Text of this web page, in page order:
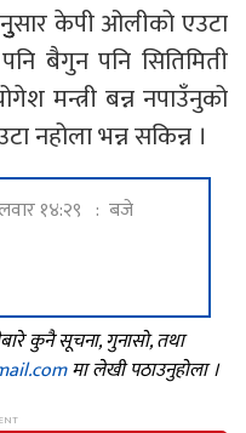
केपी ओलीको एउटा
बैगुन पनि सितिमिती
मन्त्री बन्न नपाउँनुको
नहोला भन्न सकिन्न ।
१४:२९ : बजे
कुनै सूचना, गुनासो, तथा
मा लेखी पठाउनुहोला ।